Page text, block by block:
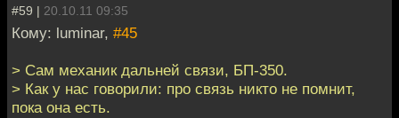
#59 | 20.10.11 09:35
Кому: luminar, #45
> Сам механик дальней связи, БП-350.
> Как у нас говорили: про связь никто не помнит,
пока она есть.